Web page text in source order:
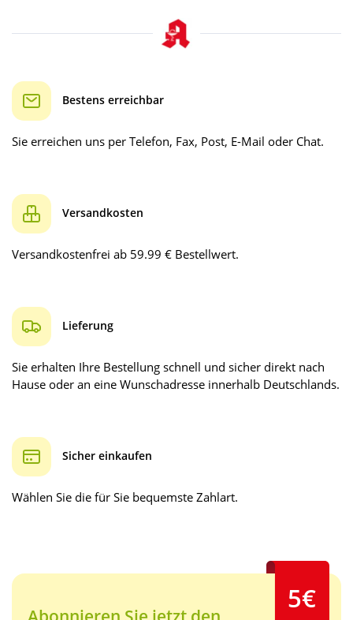
Bestens erreichbar
Sie erreichen uns per Telefon, Fax, Post, E-Mail oder Chat.
Versandkosten
Versandkostenfrei ab 59.99 € Bestellwert.
Lieferung
Sie erhalten Ihre Bestellung schnell und sicher direkt nach
Hause oder an eine Wunschadresse innerhalb Deutschlands.
Sicher einkaufen
Wählen Sie die für Sie bequemste Zahlart.
5€